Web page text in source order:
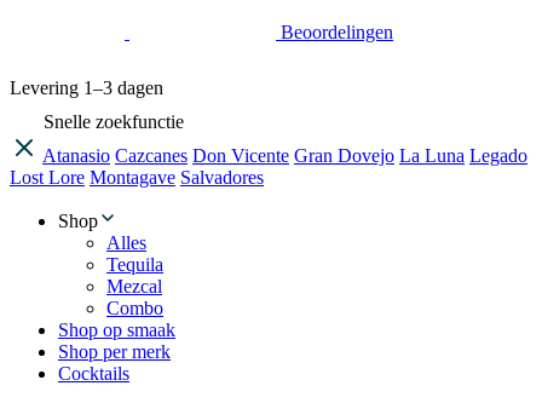
Beoordelingen
Levering 1–3 dagen
Snelle zoekfunctie
Atanasio Cazcanes Don Vicente Gran Dovejo La Luna Legado
Lost Lore Montagave Salvadores
Shop
Alles
Tequila
Mezcal
Combo
Shop op smaak
Shop per merk
Cocktails